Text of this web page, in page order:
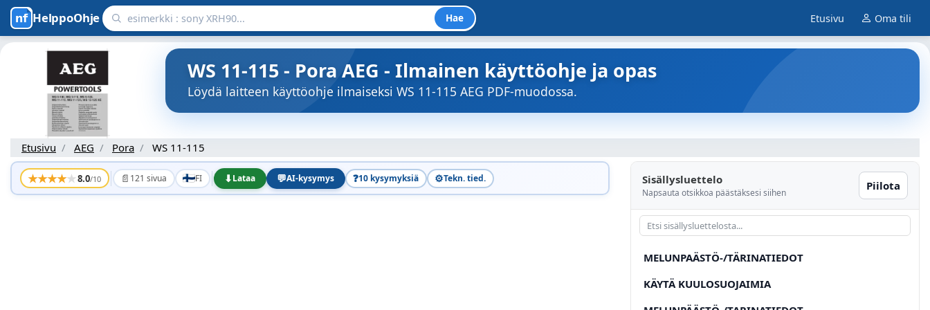
HelppoOhje Hae Etusivu Oma tili
WS 11-115 - Pora AEG - Ilmainen käyttöohje ja opas
Löydä laitteen käyttöohje ilmaiseksi WS 11-115 AEG PDF-muodossa.
Etusivu AEG Pora WS 11-115
★★★★★8.0/10 📄 121 sivua FI ⬇Lataa 💬AI-kysymys ❓10 kysymyksiä ⚙️Tekn. tied. Sisällysluettelo
Napsauta otsikkoa päästäksesi siihen
Piilota
MELUNPAÄSTÖ-/TÄRINATIEDOT
KÄYTÄ KUULOSUOJAIMIA